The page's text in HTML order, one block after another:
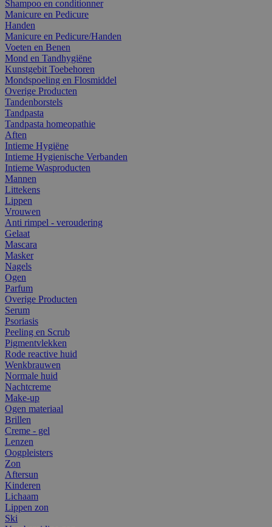
Shampoo en conditionner
Manicure en Pedicure
Handen
Manicure en Pedicure/Handen
Voeten en Benen
Mond en Tandhygiëne
Kunstgebit Toebehoren
Mondspoeling en Flosmiddel
Overige Producten
Tandenborstels
Tandpasta
Tandpasta homeopathie
Aften
Intieme Hygiëne
Intieme Hygienische Verbanden
Intieme Wasproducten
Mannen
Littekens
Lippen
Vrouwen
Anti rimpel - veroudering
Gelaat
Mascara
Masker
Nagels
Ogen
Parfum
Overige Producten
Serum
Psoriasis
Peeling en Scrub
Pigmentvlekken
Rode reactive huid
Wenkbrauwen
Normale huid
Nachtcreme
Make-up
Ogen materiaal
Brillen
Creme - gel
Lenzen
Oogpleisters
Zon
Aftersun
Kinderen
Lichaam
Lippen zon
Ski